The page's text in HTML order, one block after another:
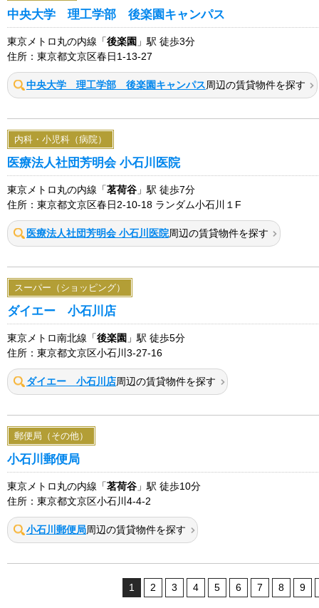
中央大学 理工学部 後楽園キャンパス
東京メトロ丸の内線「 後楽園 」駅 徒歩3分
住所：東京都文京区春日1-13-27
中央大学 理工学部 後楽園キャンパス周辺の賃貸物件を探す
内科・小児科（病院）
医療法人社団芳明会 小石川医院
東京メトロ丸の内線「 茗荷谷 」駅 徒歩7分
住所：東京都文京区春日2-10-18 ランダム小石川１F
医療法人社団芳明会 小石川医院周辺の賃貸物件を探す
スーパー（ショッピング）
ダイエー 小石川店
東京メトロ南北線「 後楽園 」駅 徒歩5分
住所：東京都文京区小石川3-27-16
ダイエー 小石川店周辺の賃貸物件を探す
郵便局（その他）
小石川郵便局
東京メトロ丸の内線「 茗荷谷 」駅 徒歩10分
住所：東京都文京区小石川4-4-2
小石川郵便局周辺の賃貸物件を探す
1 2 3 4 5 6 7 8 9